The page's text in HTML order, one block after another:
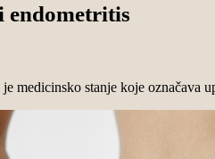
endometritis
medicinsko stanje koje označava